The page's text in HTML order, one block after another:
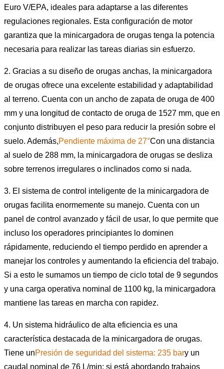
Euro V/EPA, ideales para adaptarse a las diferentes
regulaciones regionales. Esta configuración de motor
garantiza que la minicargadora de orugas tenga la potencia
necesaria para realizar las tareas diarias sin esfuerzo.
2. Gracias a su diseño de orugas anchas, la minicargadora
de orugas ofrece una excelente estabilidad y adaptabilidad
al terreno. Cuenta con un ancho de zapata de oruga de 400
mm y una longitud de contacto de oruga de 1527 mm, que en
conjunto distribuyen el peso para reducir la presión sobre el
suelo. Además,Pendiente máxima de 27°Con una distancia
al suelo de 288 mm, la minicargadora de orugas se desliza
sobre terrenos irregulares o inclinados como si nada.
3. El sistema de control inteligente de la minicargadora de
orugas facilita enormemente su manejo. Cuenta con un
panel de control avanzado y fácil de usar, lo que permite que
incluso los operadores principiantes lo dominen
rápidamente, reduciendo el tiempo perdido en aprender a
manejar los controles y aumentando la eficiencia del trabajo.
Si a esto le sumamos un tiempo de ciclo total de 9 segundos
y una carga operativa nominal de 1100 kg, la minicargadora
mantiene las tareas en marcha con rapidez.
4. Un sistema hidráulico de alta eficiencia es una
característica destacada de la minicargadora de orugas.
Tiene unPresión de seguridad del sistema: 235 bary un
caudal nominal de 76 L/min; si está abordando trabajos